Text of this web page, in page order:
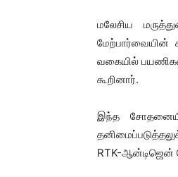
மலேசிய
வகையில்
கூறினார்.
இந்த
RTK-